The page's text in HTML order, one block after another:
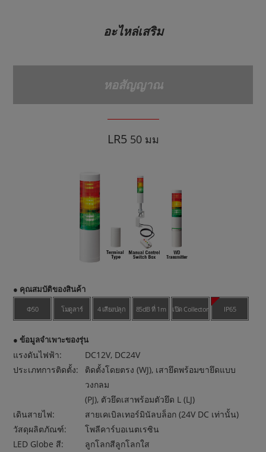
อะไหล่เสริม
หอสัญญาณ
LR550 มม
● คุณสมบัติของสินค้า
Φ50 โมดูลาร์ 4 เสียงปลุก 85dB ที่ 1m เปิด Collector IP65
● ข้อมูลจำเพาะของรุ่น
แรงดันไฟฟ้า:
DC12V, DC24V
ประเภทการติดตั้ง:
ติดตั้งโดยตรง (WJ), เสายึดพร้อมขายึดแบบ
วงกลม
(PJ), ตัวยึดเสาพร้อมตัวยึด L (LJ)
เดินสายไฟ:
สายเคเบิลเทอร์มินัลบล็อก (24V DC เท่านั้น)
วัสดุผลิตภัณฑ์:
โพลีคาร์บอเนตเรซิน
LED Globe สี:
ลูกโลกสีลูกโลกใส